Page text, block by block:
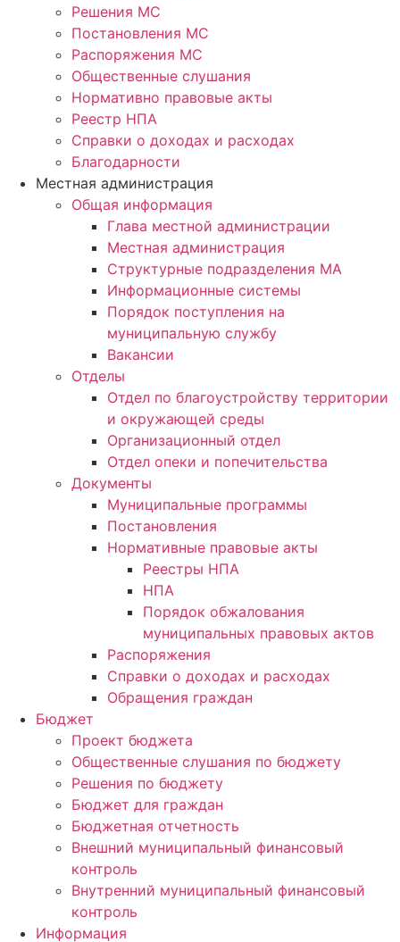
Решения МС
Постановления МС
Распоряжения МС
Общественные слушания
Нормативно правовые акты
Реестр НПА
Справки о доходах и расходах
Благодарности
Местная администрация
Общая информация
Глава местной администрации
Местная администрация
Структурные подразделения МА
Информационные системы
Порядок поступления на
муниципальную службу
Вакансии
Отделы
Отдел по благоустройству территории
и окружающей среды
Организационный отдел
Отдел опеки и попечительства
Документы
Муниципальные программы
Постановления
Нормативные правовые акты
Реестры НПА
НПА
Порядок обжалования
муниципальных правовых актов
Распоряжения
Справки о доходах и расходах
Обращения граждан
Бюджет
Проект бюджета
Общественные слушания по бюджету
Решения по бюджету
Бюджет для граждан
Бюджетная отчетность
Внешний муниципальный финансовый
контроль
Внутренний муниципальный финансовый
контроль
Информация